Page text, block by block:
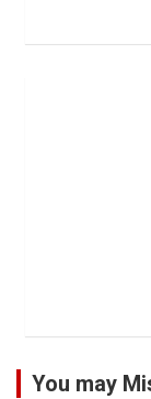
You may